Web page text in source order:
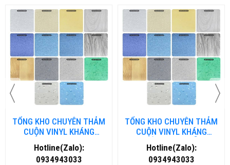
TỔNG KHO CHUYÊN THẢM
CUỘN VINYL KHÁNG
KHUẨN TẠI NHA TRANG
Hotline(Zalo):
0934943033
TỔNG KHO CHUYÊN THẢM
CUỘN VINYL KHÁNG
KHUẨN TẠI ĐÀ NẴNG
Hotline(Zalo):
0934943033